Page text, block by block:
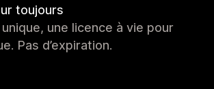
toujours
une licence à vie pour
Pas d’expiration.